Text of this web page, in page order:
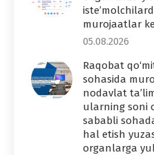
murojaatlar
05.08.2026
Raqobat
sohasida
nodavlat
ularning soni
sababli
hal etish
organlarga